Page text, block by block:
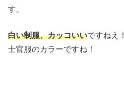
す。
白い制服、カッコいいですねえ！
士官服のカラーですね！